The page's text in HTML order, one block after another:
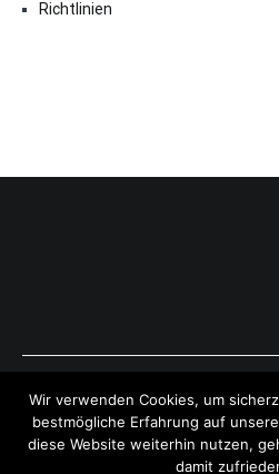
Richtlinien
Copyright © 2026
Theme:Cenote by ThemeGrill.
Wir verwenden Cookies, um
bestmögliche Erfahrung auf
diese Website weiterhin nutzen,
damit